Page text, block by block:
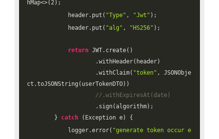
hMap<>( 2);
header.put( "Type" , "Jwt" );
header.put( "alg" , "HS256" );
return JWT.create()
.withHeader(header)
.withClaim( "token" , JSONObje
ct.toJSONString(userTokenDTO))
//.withExpiresAt(date)
.sign(algorithm);
} catch (Exception e) {
logger.error( "generate token occur e